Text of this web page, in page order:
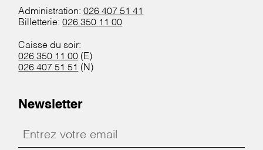
Administration:026 407 51 41
Billetterie:026 350 11 00
Caisse du soir:
026 350 11 00 (E)
026 407 51 51 (N)
Newsletter